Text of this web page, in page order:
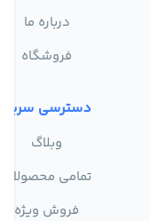
درباره ما
فروشگاه
دسترسی سریع
وبلاگ
تمامی محصولات
فروش ویژه